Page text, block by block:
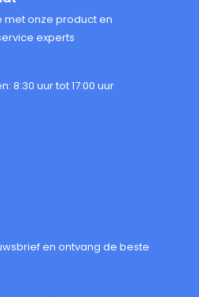
met onze product en
experts
8:30 uur tot 17:00 uur
en ontvang de beste